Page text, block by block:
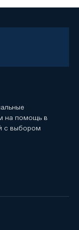
на помощь в
с выбором